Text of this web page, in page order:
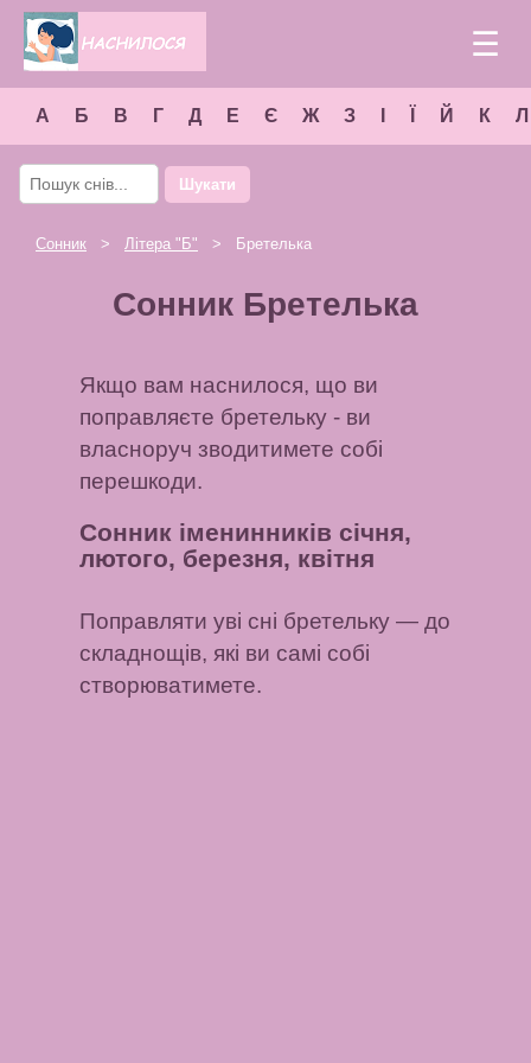
☰
А Б В Г Д Е Є Ж З Й К Л
Шукати
Сонник > Літера " Б" > Бретелька
Сонник Бретелька
Якщо вам наснилося, що ви
поправляєте бретельку - ви
власноруч зводитимете собі
перешкоди.
Сонник іменинників січня,
лютого, березня, квітня
Поправляти уві сні бретельку — до
складнощів, які ви самі собі
створюватимете.